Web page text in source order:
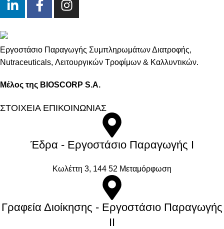
Εργοστάσιο Παραγωγής Συμπληρωμάτων Διατροφής,
Νutraceuticals, Λειτουργικών Τροφίμων & Καλλυντικών.
Μέλος της BIOSCORP S.A.
ΣΤΟΙΧΕΙΑ ΕΠΙΚΟΙΝΩΝΙΑΣ
Έδρα - Εργοστάσιο Παραγωγής Ι
Kωλέττη 3, 144 52 Μεταμόρφωση
Γραφεία Διοίκησης - Εργοστάσιο Παραγωγής
ΙΙ